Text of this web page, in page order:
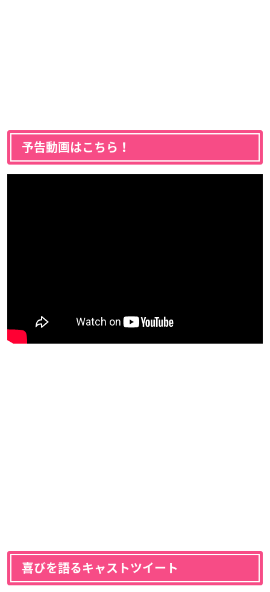
予告動画はこちら！
喜びを語るキャストツイート